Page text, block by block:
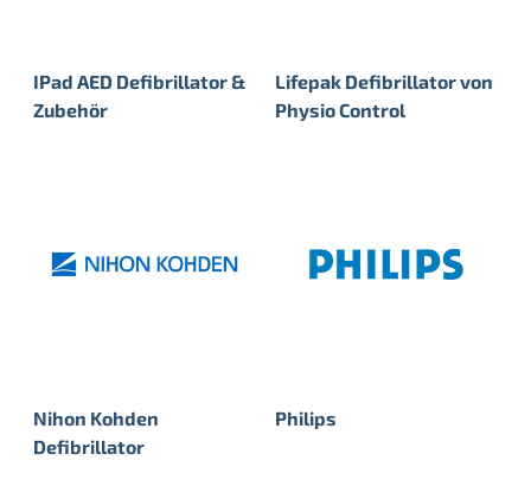
IPad AED Defibrillator &
Zubehör
Lifepak Defibrillator von
Physio Control
Nihon Kohden
Defibrillator
Philips